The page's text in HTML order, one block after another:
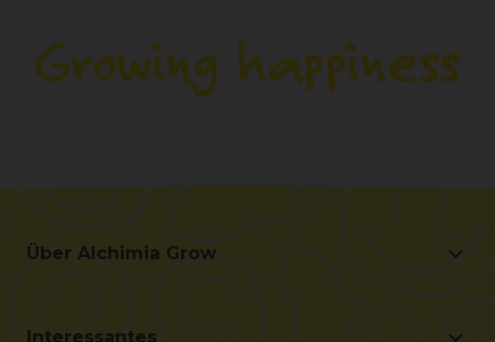
Über Alchimia Grow
Lage und Kontakt
Interessantes